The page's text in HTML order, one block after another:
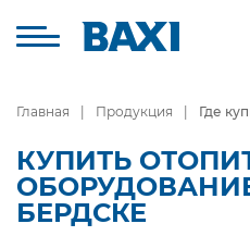
Главная Продукция Где
КУПИТЬ
БЕРДСКЕ